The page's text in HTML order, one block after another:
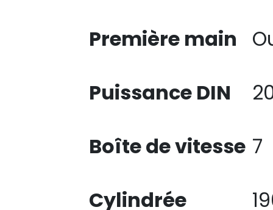
Première main
Puissance DIN
Boîte de vitesse 7
Cylindrée